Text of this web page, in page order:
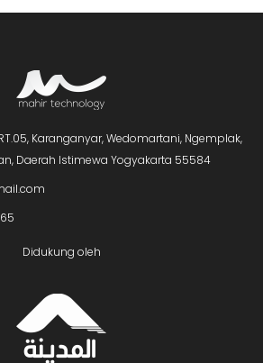
Karanganyar, Wedomartani, Ngemplak,
Daerah Istimewa Yogyakarta 55584
Didukung oleh